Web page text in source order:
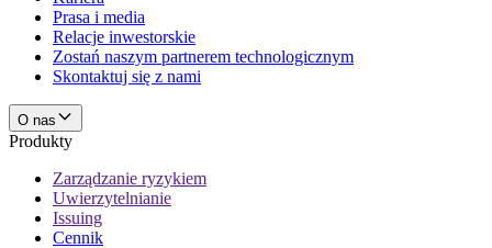
Prasa i media
Relacje inwestorskie
Zostań naszym partnerem technologicznym
Skontaktuj się z nami
O nas
Produkty
Zarządzanie ryzykiem
Uwierzytelnianie
Issuing
Cennik